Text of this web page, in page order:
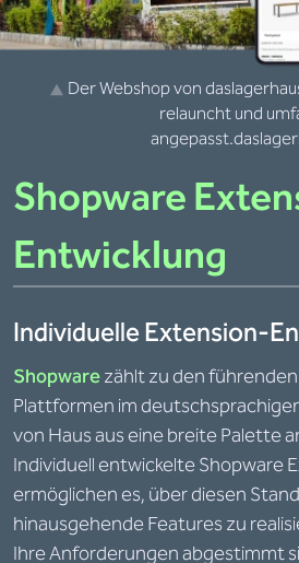
Shopware
Entwicklung
Der Webshop von
relauncht und
angepasst.
Individuelle Extension-
Shopwarezählt zu den
Plattformen im
von Haus aus eine breite Palette
Individuell entwickelte Shopware
ermöglichen es, über diesen
hinausgehende Features zu
Ihre Anforderungen abgestimmt